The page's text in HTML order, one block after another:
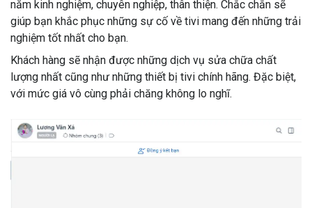
năm kinh nghiệm, chuyên nghiệp, thân thiện. Chắc chắn sẽ
giúp bạn khắc phục những sự cố về tivi mang đến những trải
nghiệm tốt nhất cho bạn.
Khách hàng sẽ nhận được những dịch vụ sửa chữa chất
lượng nhất cũng như những thiết bị tivi chính hãng. Đặc biệt,
với mức giá vô cùng phải chăng không lo nghĩ.